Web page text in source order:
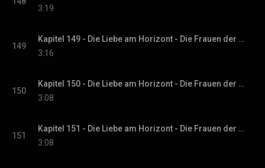
3:19
149
Kapitel 149 - Die Liebe am Horizont - Die Frauen der Villa Sommerwind, Band 3
3:16
150
Kapitel 150 - Die Liebe am Horizont - Die Frauen der Villa Sommerwind, Band 3
3:08
151
Kapitel 151 - Die Liebe am Horizont - Die Frauen der Villa Sommerwind, Band 3
3:08